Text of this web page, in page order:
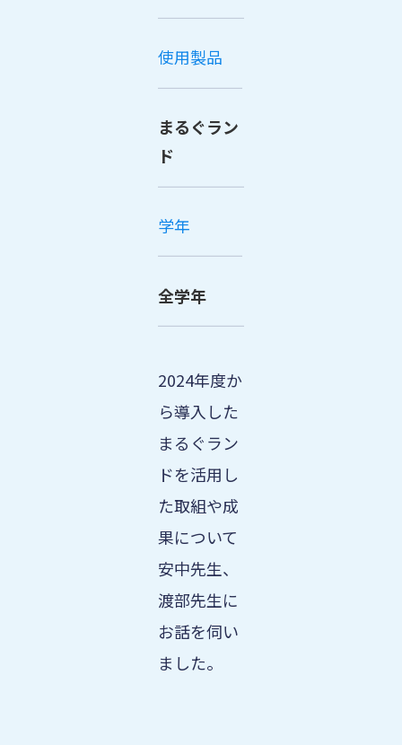
使用製品
まるぐラン
ド
学年
全学年
2024年度か
ら導入した
まるぐラン
ドを活用し
た取組や成
果について
安中先生、
渡部先生に
お話を伺い
ました。